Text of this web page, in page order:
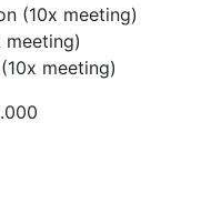
(10x meeting)
meeting)
meeting)